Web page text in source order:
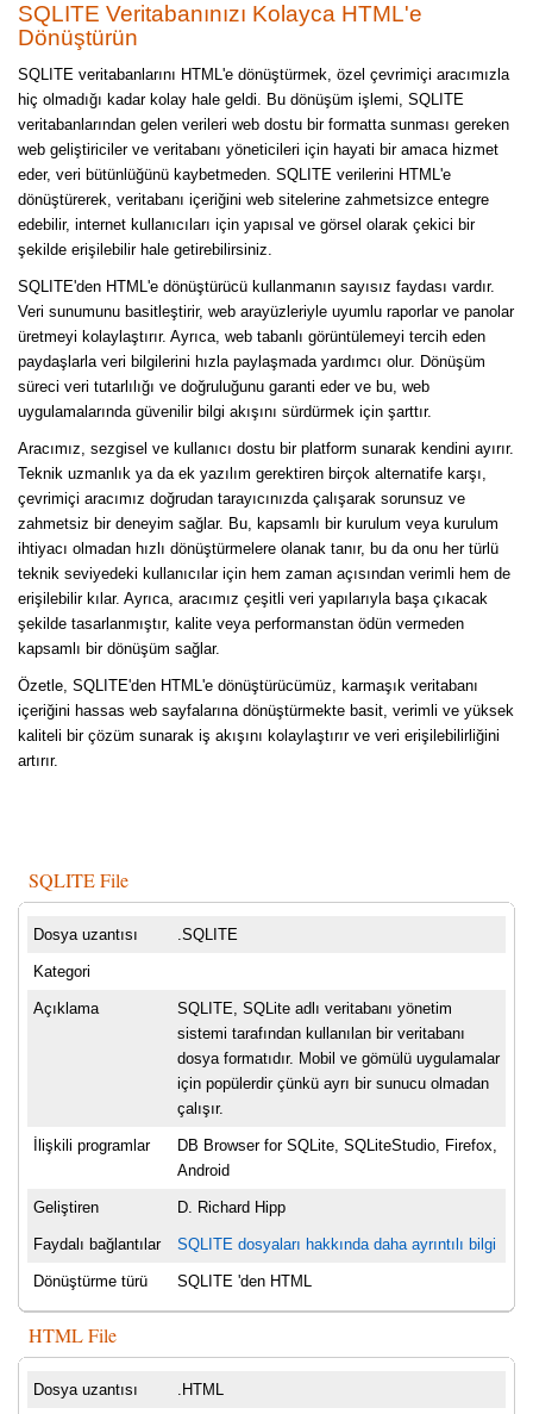
SQLITE Veritabanınızı Kolayca HTML'e
Dönüştürün
SQLITE veritabanlarını HTML'e dönüştürmek, özel çevrimiçi aracımızla
hiç olmadığı kadar kolay hale geldi. Bu dönüşüm işlemi, SQLITE
veritabanlarından gelen verileri web dostu bir formatta sunması gereken
web geliştiriciler ve veritabanı yöneticileri için hayati bir amaca hizmet
eder, veri bütünlüğünü kaybetmeden. SQLITE verilerini HTML'e
dönüştürerek, veritabanı içeriğini web sitelerine zahmetsizce entegre
edebilir, internet kullanıcıları için yapısal ve görsel olarak çekici bir
şekilde erişilebilir hale getirebilirsiniz.
SQLITE'den HTML'e dönüştürücü kullanmanın sayısız faydası vardır.
Veri sunumunu basitleştirir, web arayüzleriyle uyumlu raporlar ve panolar
üretmeyi kolaylaştırır. Ayrıca, web tabanlı görüntülemeyi tercih eden
paydaşlarla veri bilgilerini hızla paylaşmada yardımcı olur. Dönüşüm
süreci veri tutarlılığı ve doğruluğunu garanti eder ve bu, web
uygulamalarında güvenilir bilgi akışını sürdürmek için şarttır.
Aracımız, sezgisel ve kullanıcı dostu bir platform sunarak kendini ayırır.
Teknik uzmanlık ya da ek yazılım gerektiren birçok alternatife karşı,
çevrimiçi aracımız doğrudan tarayıcınızda çalışarak sorunsuz ve
zahmetsiz bir deneyim sağlar. Bu, kapsamlı bir kurulum veya kurulum
ihtiyacı olmadan hızlı dönüştürmelere olanak tanır, bu da onu her türlü
teknik seviyedeki kullanıcılar için hem zaman açısından verimli hem de
erişilebilir kılar. Ayrıca, aracımız çeşitli veri yapılarıyla başa çıkacak
şekilde tasarlanmıştır, kalite veya performanstan ödün vermeden
kapsamlı bir dönüşüm sağlar.
Özetle, SQLITE'den HTML'e dönüştürücümüz, karmaşık veritabanı
içeriğini hassas web sayfalarına dönüştürmekte basit, verimli ve yüksek
kaliteli bir çözüm sunarak iş akışını kolaylaştırır ve veri erişilebilirliğini
artırır.
SQLITE File
Dosya uzantısı .SQLITE
Kategori
Açıklama
SQLITE, SQLite adlı veritabanı yönetim
sistemi tarafından kullanılan bir veritabanı
dosya formatıdır. Mobil ve gömülü uygulamalar
için popülerdir çünkü ayrı bir sunucu olmadan
çalışır.
İlişkili programlar
DB Browser for SQLite, SQLiteStudio, Firefox,
Android
Geliştiren D. Richard Hipp
Faydalı bağlantılar SQLITE dosyaları hakkında daha ayrıntılı bilgi
Dönüştürme türü SQLITE 'den HTML
HTML File
Dosya uzantısı .HTML